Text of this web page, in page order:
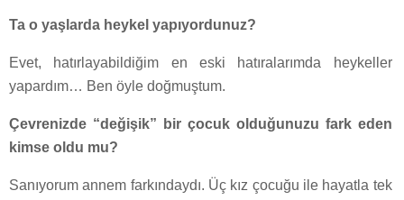
Ta o yaşlarda heykel yapıyordunuz?
Evet, hatırlayabildiğim en eski hatıralarımda heykeller
yapardım… Ben öyle doğmuştum.
Çevrenizde “değişik” bir çocuk olduğunuzu fark eden
kimse oldu mu?
Sanıyorum annem farkındaydı. Üç kız çocuğu ile hayatla tek